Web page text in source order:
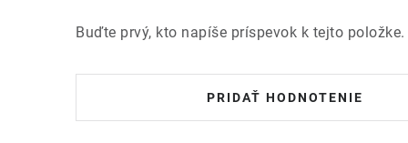
Buďte prvý, kto napíše príspevok k tejto položke.
PRIDAŤ HODNOTENIE